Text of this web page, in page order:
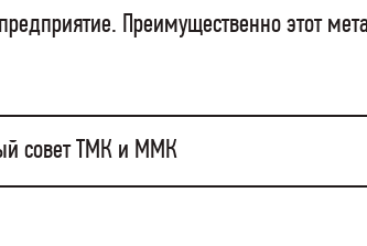
Преимущественно этот
совет ТМК и ММК